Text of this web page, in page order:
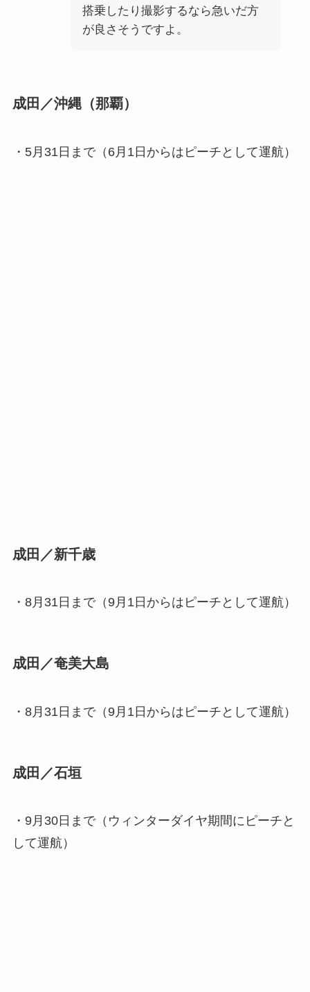
搭乗したり撮影するなら急いだ方
が良さそうですよ。
成田／沖縄（那覇）
・5月31日まで（6月1日からはピーチとして運航）
成田／新千歳
・8月31日まで（9月1日からはピーチとして運航）
成田／奄美大島
・8月31日まで（9月1日からはピーチとして運航）
成田／石垣
・9月30日まで（ウィンターダイヤ期間にピーチと
して運航）